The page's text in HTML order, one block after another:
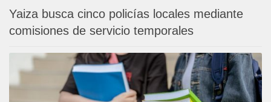
Yaiza busca cinco policías locales mediante
comisiones de servicio temporales